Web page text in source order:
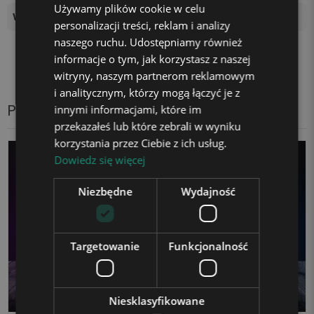
Wysokość podstawki 4 cm
Produkty z tej samej kategorii
Używamy plików cookie w celu
personalizacji treści, reklam i analizy
naszego ruchu. Udostępniamy również
informacje o tym, jak korzystasz z naszej
witryny, naszym partnerom reklamowym
i analitycznym, którzy mogą łączyć je z
innymi informacjami, które im
przekazałeś lub które zebrali w wyniku
korzystania przez Ciebie z ich usług.
Dowiedz się więcej
Niezbędne Wydajność
Targetowanie Funkcjonalność
Niesklasyfikowane